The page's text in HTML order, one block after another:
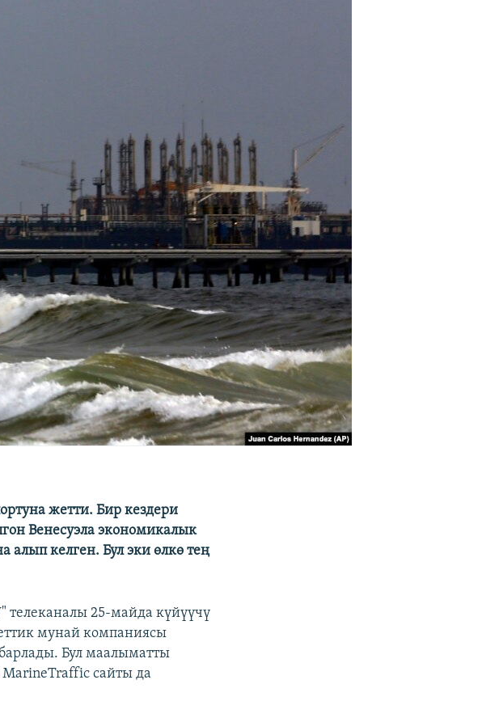
жетти. Бир кездери
Венесуэла экономикалык
келген. Бул эки өлкө тең
телеканалы 25-майда күйүүчү
мунай компаниясы
Бул маалыматты
сайты да